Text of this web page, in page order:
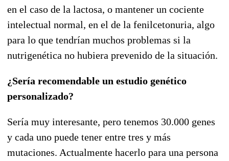
en el caso de la lactosa, o mantener un cociente
intelectual normal, en el de la fenilcetonuria, algo
para lo que tendrían muchos problemas si la
nutrigenética no hubiera prevenido de la situación.
¿Sería recomendable un estudio genético
personalizado?
Sería muy interesante, pero tenemos 30.000 genes
y cada uno puede tener entre tres y más
mutaciones. Actualmente hacerlo para una persona